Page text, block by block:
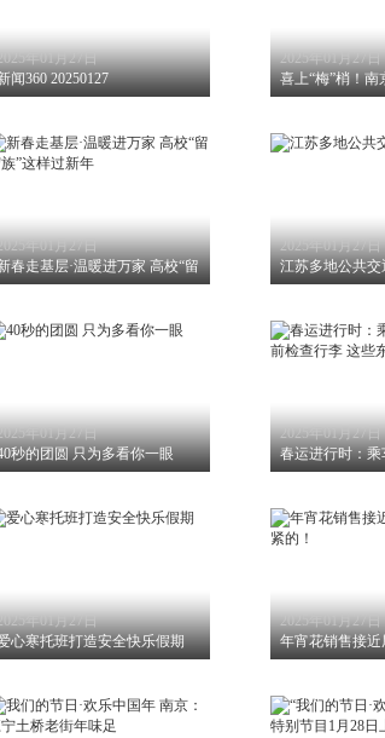
年01月27日
闻360 20250127
2025年01月27日
喜上“梅”梢！
年01月27日
春走基层·温暖进万家 高校“留守族”这样过新年
2025年01月27日
江苏多地公共
年01月27日
秒的团圆 只为多看你一眼
2025年01月27日
春运进行时：乘
客流已基本结束 车流量逐渐回落
年01月27日
心寒托班打造安全快乐假期
2025年01月27日
年宵花销售接近